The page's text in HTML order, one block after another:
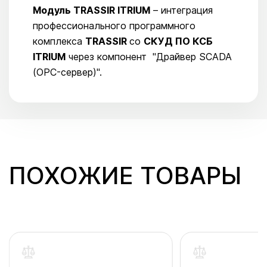
Модуль TRASSIR ITRIUM – интеграция
профессионального программного
комплекса TRASSIR со СКУД ПО КСБ
ITRIUM через компонент "Драйвер SCADA
(OPC-сервер)".
ПОХОЖИЕ ТОВАРЫ